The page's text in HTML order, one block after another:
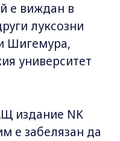
е виждан в
луксозни
Шигемура,
университет
издание NK
е забелязан да